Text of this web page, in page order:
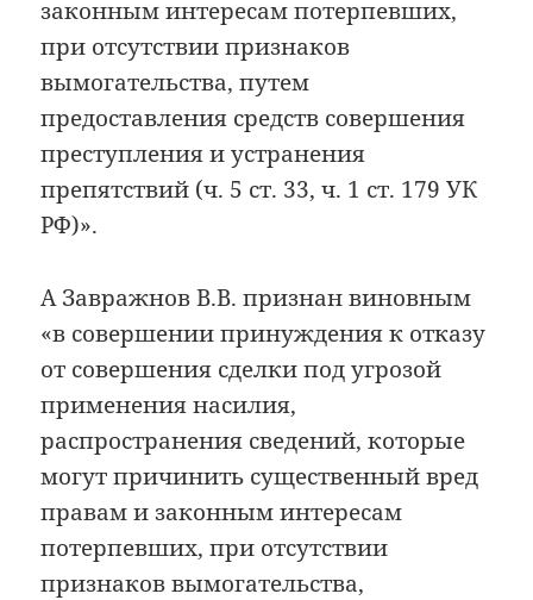
законным интересам потерпевших,
при отсутствии признаков
вымогательства, путем
предоставления средств совершения
преступления и устранения
препятствий (ч. 5 ст. 33, ч. 1 ст. 179 УК
РФ)».
А Завражнов В.В. признан виновным
«в совершении принуждения к отказу
от совершения сделки под угрозой
применения насилия,
распространения сведений, которые
могут причинить существенный вред
правам и законным интересам
потерпевших, при отсутствии
признаков вымогательства,